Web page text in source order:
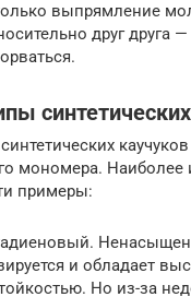
выпрямление
друг друга
мономера. Наиболее
примеры:
и обладает
Но из-за